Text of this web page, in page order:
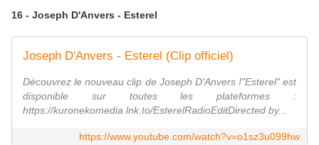
16 - Joseph D'Anvers - Esterel
Joseph D'Anvers - Esterel (Clip officiel)
Découvrez le nouveau clip de Joseph D'Anvers !"Esterel" est
disponible sur toutes les plateformes :
https://kuronekomedia.lnk.to/EsterelRadioEditDirected by...
https://www.youtube.com/watch?v=o1sz3u099hw